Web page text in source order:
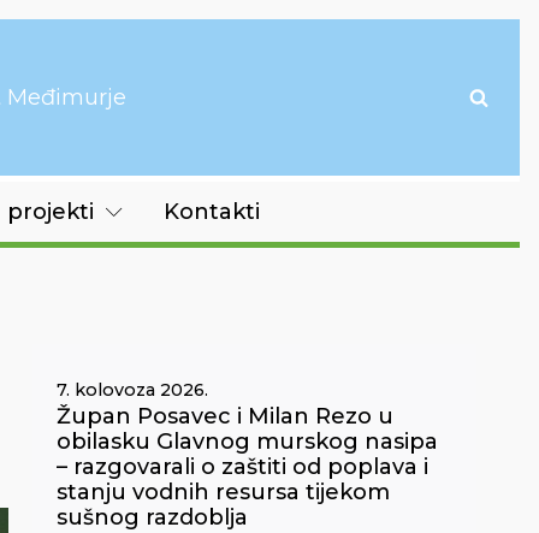
Međimurje
projekti Kontakti
7. kolovoza 2026.
Župan Posavec i Milan Rezo u
obilasku Glavnog murskog nasipa
– razgovarali o zaštiti od poplava i
stanju vodnih resursa tijekom
sušnog razdoblja